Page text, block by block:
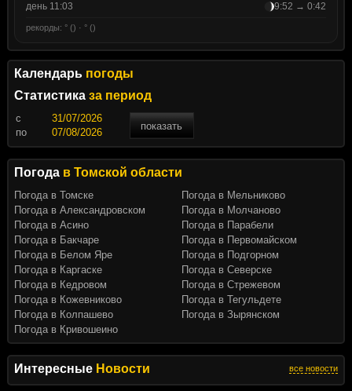
Интересные Новости все новости
день 11:03
9:52 → 0:42
рекорды: ° () · ° ()
Календарь погоды
Статистика за период
c
показать
по
Погода в Томской области
Погода в Томске
Погода в Александровском
Погода в Асино
Погода в Бакчаре
Погода в Белом Яре
Погода в Каргаске
Погода в Кедровом
Погода в Кожевниково
Погода в Колпашево
Погода в Кривошеино
Погода в Мельниково
Погода в Молчаново
Погода в Парабели
Погода в Первомайском
Погода в Подгорном
Погода в Северске
Погода в Стрежевом
Погода в Тегульдете
Погода в Зырянском